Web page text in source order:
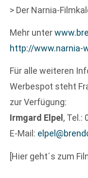
> Der Narnia-
Mehr unter
http://www.narnia-
Für alle weiteren
Werbespot steht
zur Verfügung:
Irmgard Elpel , Tel.:
E-Mail:
[Hier geht´s zum